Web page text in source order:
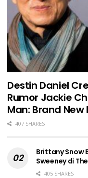
Destin Daniel
Rumor Jackie
Man: Brand New
407 SHARES
Brittany Snow
Sweeney di
405 SHARES